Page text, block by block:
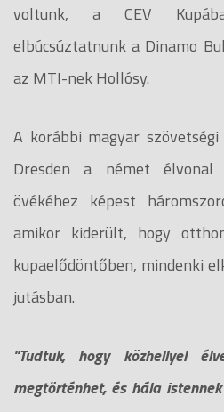
voltunk, a CEV
elbúcsúztatnunk a Dinamo
az MTI-nek Hollósy.
A korábbi magyar
Dresden a német élvonal
övékéhez képest
amikor kiderült, hogy
kupaelődöntőben, mindenki
jutásban.
"Tudtuk, hogy közhellyel
megtörténhet, és hála